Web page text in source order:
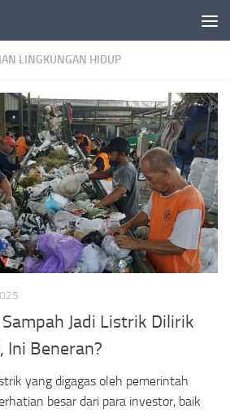
LINGKUNGAN HIDUP
Jadi Listrik Dilirik
Ini Beneran?
yang digagas oleh pemerintah
besar dari para investor, baik